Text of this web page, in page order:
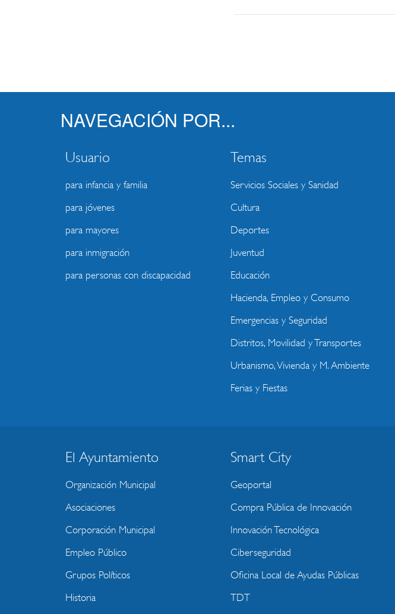
NAVEGACIÓN POR...
Usuario
para infancia y familia
para jóvenes
para mayores
para inmigración
para personas con discapacidad
Temas
Servicios Sociales y Sanidad
Cultura
Deportes
Juventud
Educación
Hacienda, Empleo y Consumo
Emergencias y Seguridad
Distritos, Movilidad y Transportes
Urbanismo, Vivienda y M. Ambiente
Ferias y Fiestas
BLOQUE
MENU
WEBSITE
El Ayuntamiento
Organización Municipal
Asociaciones
Corporación Municipal
Empleo Público
Grupos Políticos
Historia
Smart City
Geoportal
Compra Pública de Innovación
Innovación Tecnológica
Ciberseguridad
Oficina Local de Ayudas Públicas
TDT